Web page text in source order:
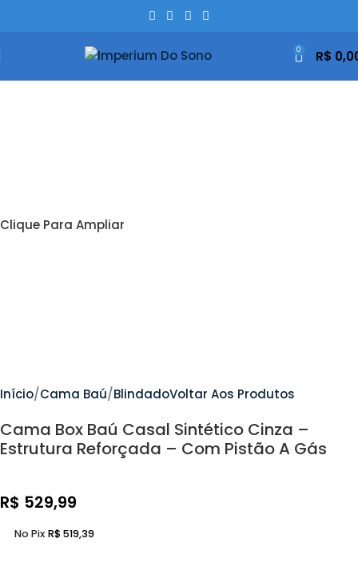
0 R$
Clique Para Ampliar
Início Cama Baú BlindadoVoltar Aos Produtos
Cama Box Baú Casal Sintético Cinza –
Estrutura Reforçada – Com Pistão A Gás
R$ 529,99
No Pix R$519,39